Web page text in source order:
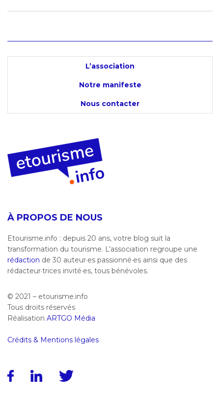
L’association
Notre manifeste
Nous contacter
À PROPOS DE NOUS
Etourisme.info : depuis 20 ans, votre blog suit la
transformation du tourisme. L’association regroupe une
rédaction de 30 auteur·es passionné·es ainsi que des
rédacteur·trices invité·es, tous bénévoles.
© 2021 – etourisme.info
Tous droits réservés
Réalisation ARTGO Média
Crédits & Mentions légales